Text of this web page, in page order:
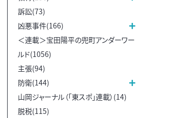
訴訟(73)
凶悪事件(166)
＜連載＞宝田陽平の兜町アンダーワー
ルド(1056)
主張(94)
防衛(144)
山岡ジャーナル（「東スポ」連載）(14)
脱税(115)